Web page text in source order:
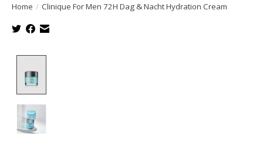
Home / Clinique For Men 72H Dag & Nacht Hydration Cream